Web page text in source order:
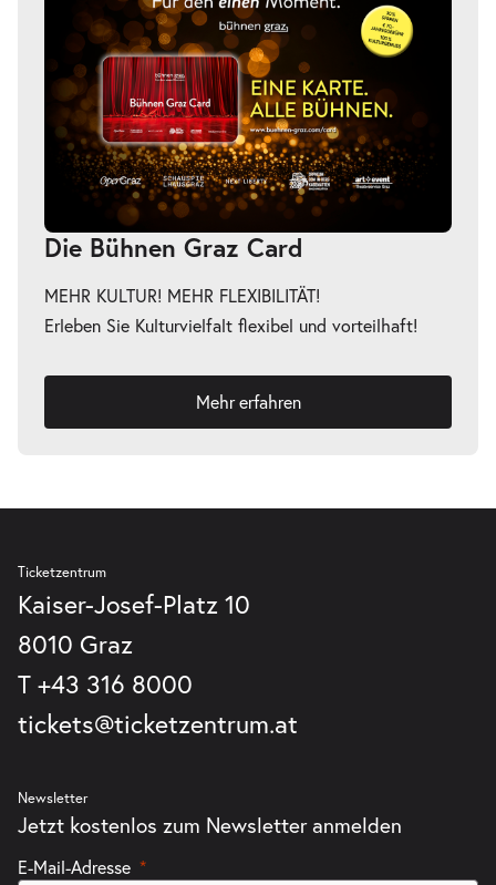
Next Generation-
Di.
22.06.2027
Di. 22.06.2027
20:00–21:00 Uhr
Next Generation-
Sa.
20:00–21:00 Uhr
Die Bühnen Graz Card
MEHR KULTUR! MEHR FLEXIBILITÄT!
Erleben Sie Kulturvielfalt flexibel und vorteilhaft!
Mehr erfahren
Ticketzentrum
Kaiser-Josef-Platz 10
8010 Graz
T +43 316 8000
tickets@ticketzentrum.at
Newsletter
Jetzt kostenlos zum Newsletter anmelden
E-Mail-Adresse